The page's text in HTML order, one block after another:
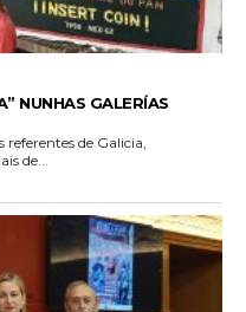
NUNHAS GALERÍAS
de Galicia,
de...